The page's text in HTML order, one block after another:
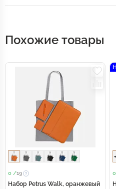
Похожие товары
0 /19
Набор Petrus Walk, оранжевый